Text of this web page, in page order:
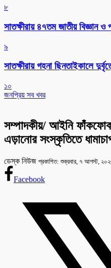
৮
সাতক্ষীরায় ৪৭তম জাতীয় বিজ্ঞান
৯
সাতক্ষীরায় গহনা ছিনতাইকালে
১০
জনপ্রিয় সব খবর
সম্পাদকীয়/ আইনি
এড়ানোর সংস্কৃতিতে
ডেস্ক নিউজ প্রকাশিত: শুক্রবার, ৭ আগস্ট,
Facebook